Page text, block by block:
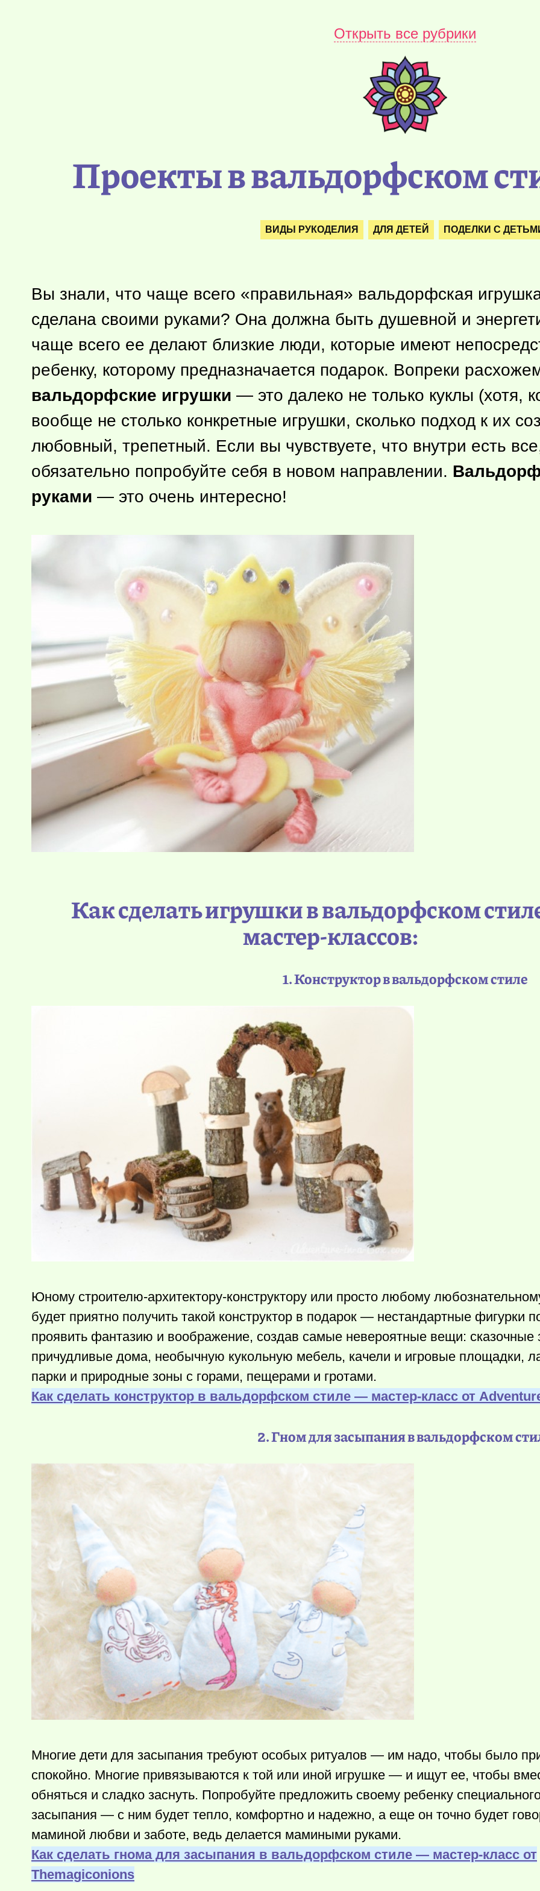
Открыть все рубрики
Проекты в вальдорфском
ВИДЫ РУКОДЕЛИЯ ДЛЯ ДЕТЕЙ ПОДЕЛКИ С
Вы знали, что чаще всего «правильная» вальдорфская
сделана своими руками? Она должна быть душевной и
чаще всего ее делают близкие люди, которые имеют
ребенку, которому предназначается подарок. Вопреки
вальдорфские игрушки — это далеко не только куклы (хотя,
вообще не столько конкретные игрушки, сколько подход к их
любовный, трепетный. Если вы чувствуете, что внутри есть
обязательно попробуйте себя в новом направлении.
руками — это очень интересно!
Как сделать игрушки в вальдорфском
мастер-классов:
1. Конструктор в вальдорфском стиле
Юному строителю-архитектору-конструктору или просто любому
будет приятно получить такой конструктор в подарок — нестандартные фигурки
проявить фантазию и воображение, создав самые невероятные вещи: сказочные
причудливые дома, необычную кукольную мебель, качели и игровые площадки,
парки и природные зоны с горами, пещерами и гротами.
Как сделать конструктор в вальдорфском стиле — мастер-класс от
2. Гном для засыпания в вальдорфском
Многие дети для засыпания требуют особых ритуалов — им надо, чтобы было
спокойно. Многие привязываются к той или иной игрушке — и ищут ее, чтобы
обняться и сладко заснуть. Попробуйте предложить своему ребенку
засыпания — с ним будет тепло, комфортно и надежно, а еще он точно будет
маминой любви и заботе, ведь делается мамиными руками.
Как сделать гнома для засыпания в вальдорфском стиле — мастер-класс от
Тhemagiconions